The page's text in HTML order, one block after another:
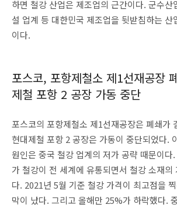
하면 철강 산업은 제조업의 근간이다. 군수산
설 업계 등 대한민국 제조업을 뒷받침하는 산
이다.
포스코, 포항제철소 제1선재공장
제철 포항 2 공장 가동 중단
포스코의 포항제철소 제1선재공장은 폐쇄가
현대제철 포항 2 공장은 가동이 중단되었다.
원인은 중국 철강 업계의 저가 공략 때문이다
가 철강이 전 세계에 유통되면서 철강 소재의
다. 2021년 5월 기준 철강 가격이 최고점을
막이 났다. 그리고 올해만 25%가 하락했다.